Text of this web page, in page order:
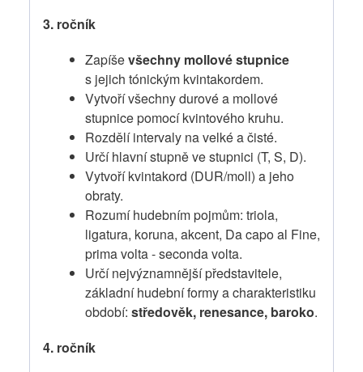
3. ročník
Zapíševšechny mollové stupnice
s jejich tónickým kvintakordem.
Vytvoří všechny durové a mollové
stupnice pomocí kvintového kruhu.
Rozdělí intervaly na velké a čisté.
Určí hlavní stupně ve stupnici (T, S, D).
Vytvoří kvintakord (DUR/moll) a jeho
obraty.
Rozumí hudebním pojmům: triola,
ligatura, koruna, akcent, Da capo al Fine,
prima volta - seconda volta.
Určí nejvýznamnější představitele,
základní hudební formy a charakteristiku
období: středověk, renesance, baroko.
4. ročník